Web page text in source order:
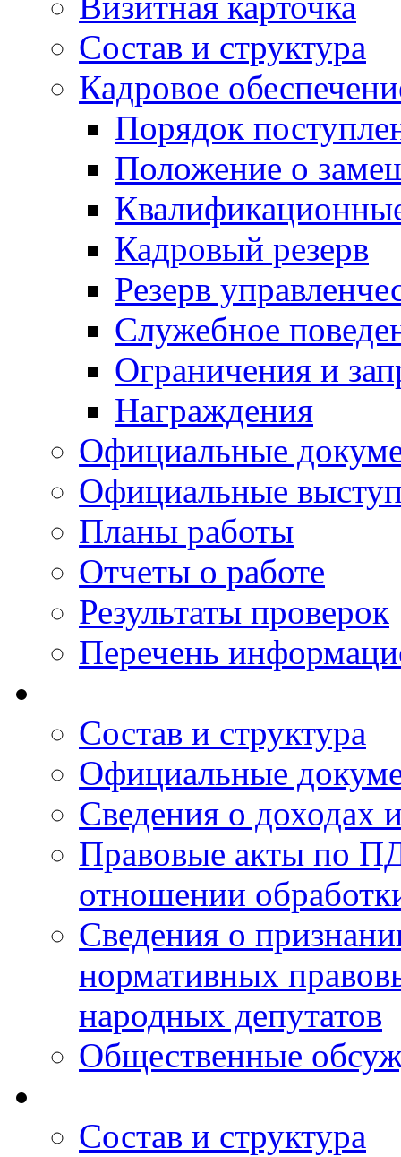
Состав и структура
Кадровое
Порядок
Положение о
Кадровый резерв
Резерв
Служебное
Ограничения и
Награждения
Официальные
Официальные
Планы работы
Отчеты о работе
Результаты проверок
Перечень
Состав и структура
Официальные
Сведения о доходах
Правовые акты по
отношении
Сведения о
нормативных
народных депутатов
Общественные
Состав и структура